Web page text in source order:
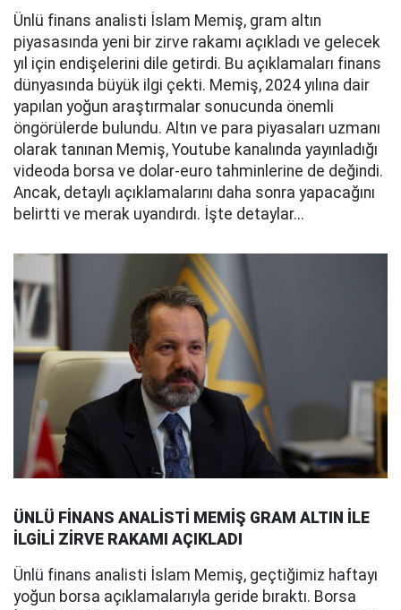
Ünlü finans analisti İslam Memiş, gram altın
piyasasında yeni bir zirve rakamı açıkladı ve gelecek
yıl için endişelerini dile getirdi. Bu açıklamaları finans
dünyasında büyük ilgi çekti. Memiş, 2024 yılına dair
yapılan yoğun araştırmalar sonucunda önemli
öngörülerde bulundu. Altın ve para piyasaları uzmanı
olarak tanınan Memiş, Youtube kanalında yayınladığı
videoda borsa ve dolar-euro tahminlerine de değindi.
Ancak, detaylı açıklamalarını daha sonra yapacağını
belirtti ve merak uyandırdı. İşte detaylar...
ÜNLÜ FİNANS ANALİSTİ MEMİŞ GRAM ALTIN İLE
İLGİLİ ZİRVE RAKAMI AÇIKLADI
Ünlü finans analisti İslam Memiş, geçtiğimiz haftayı
yoğun borsa açıklamalarıyla geride bıraktı. Borsa